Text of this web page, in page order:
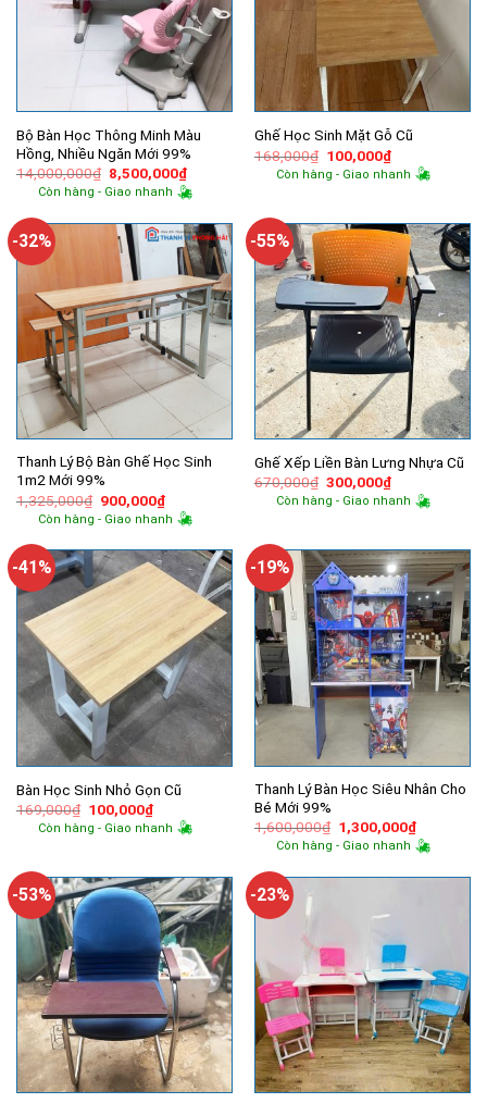
Bộ Bàn Học Thông Minh Màu
Hồng, Nhiều Ngăn Mới 99%
14,000,000₫ Giá
gốc
là:
8,500,000₫Giá
hiện
tại
8,500,000₫.
Còn hàng - Giao nhanh
Ghế Học Sinh Mặt Gỗ Cũ
168,000₫ Giá
gốc
là:
100,000₫Giá
hiện
tại
Còn hàng - Giao nhanh
-32%
Thanh Lý Bộ Bàn Ghế Học Sinh
1m2 Mới 99%
1,325,000₫ Giá
gốc
là:
900,000₫Giá
hiện
tại
900,000₫.
Còn hàng - Giao nhanh
-55%
Ghế Xếp Liền Bàn Lưng Nhựa Cũ
670,000₫ Giá
gốc
là:
300,000₫Giá
hiện
tại
Còn hàng - Giao nhanh
-41%
Bàn Học Sinh Nhỏ Gọn Cũ
169,000₫ Giá
gốc
là:
100,000₫Giá
hiện
tại
Còn hàng - Giao nhanh
-19%
Thanh Lý Bàn Học Siêu Nhân Cho
Bé Mới 99%
1,600,000₫ Giá
gốc
là:
1,300,000₫Giá
hiện
tại
Còn hàng - Giao nhanh
-53% -23%